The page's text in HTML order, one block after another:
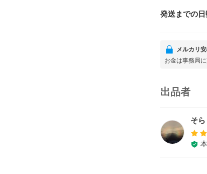
発送までの日
メルカリ
お金は事務局
出品者
そら